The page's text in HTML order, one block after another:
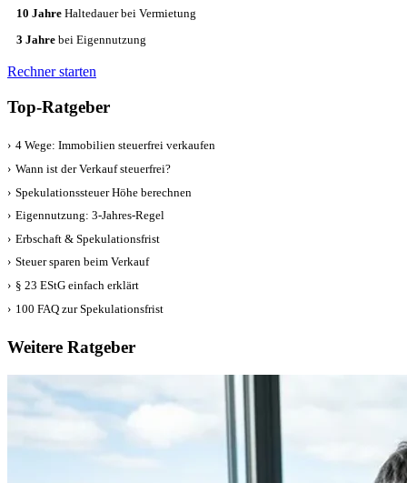
10 Jahre Haltedauer bei Vermietung
3 Jahre bei Eigennutzung
Rechner starten
Top-Ratgeber
› 4 Wege: Immobilien steuerfrei verkaufen
› Wann ist der Verkauf steuerfrei?
› Spekulationssteuer Höhe berechnen
› Eigennutzung: 3-Jahres-Regel
› Erbschaft & Spekulationsfrist
› Steuer sparen beim Verkauf
› § 23 EStG einfach erklärt
› 100 FAQ zur Spekulationsfrist
Weitere Ratgeber